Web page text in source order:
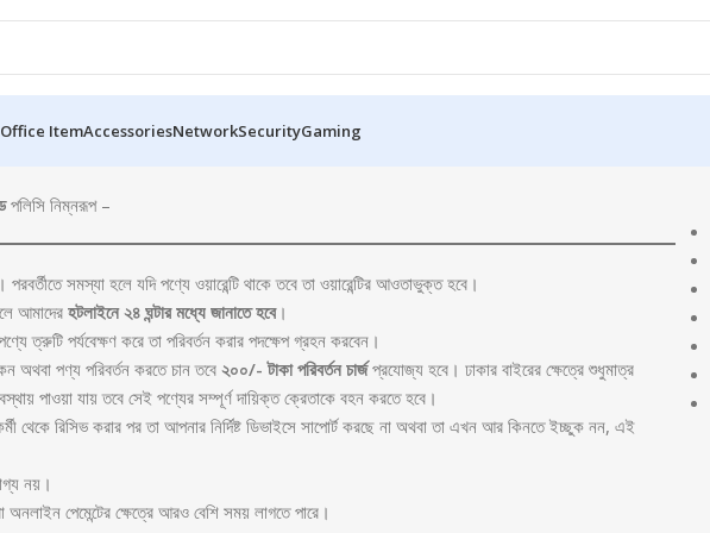
Office ItemAccessoriesNetworkSecurityGaming
পলিসি নিম্নরূপ –
পরবর্তীতে সমস্যা হলে যদি পণ্যে ওয়ারেন্টি থাকে তবে তা ওয়ারেন্টির আওতাভুক্ত হবে।
আমাদেরহটলাইনে ২৪ ঘন্টার মধ্যে জানাতে হবে।
ত্রুটি পর্যবেক্ষণ করে তা পরিবর্তন করার পদক্ষেপ গ্রহন করবেন।
অথবা পণ্য পরিবর্তন করতে চান তবে ২০০/-টাকা পরিবর্তন চার্জপ্রযোজ্য হবে। ঢাকার বাইরের ক্ষেত্রে শুধুমাত্র
পাওয়া যায় তবে সেই পণ্যের সম্পূর্ণ দায়িক্ত ক্রেতাকে বহন করতে হবে।
থেকে রিসিভ করার পর তা আপনার নির্দিষ্ট ডিভাইসে সাপোর্ট করছে না অথবা তা এখন আর কিনতে ইচ্ছুক নন, এই
নয়।
অনলাইন পেমেন্টের ক্ষেত্রে আরও বেশি সময় লাগতে পারে।